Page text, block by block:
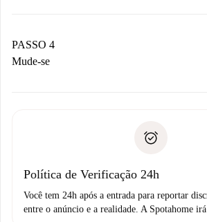
proprietário.
Se recusada: não cobraremos nada e
Débito direto bancário
PASSO 4
Mude-se
não comunicar nenhum problema.
Política de Verificação 24h
Você tem 24h após a entrada para reportar
entre o anúncio e a realidade. A Spotahome